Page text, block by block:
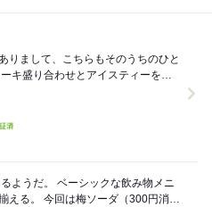
りまして、こちらもそのうちのひと
300円消費